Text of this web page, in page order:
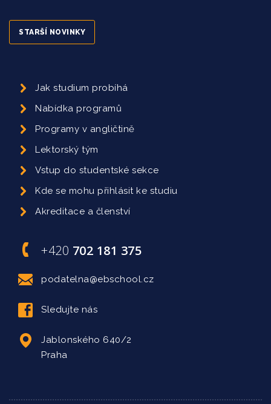
STARŠÍ NOVINKY
Jak studium probíhá
Nabídka programů
Programy v angličtině
Lektorský tým
Vstup do studentské sekce
Kde se mohu přihlásit ke studiu
Akreditace a členství
+420 702 181 375
podatelna@ebschool.cz
Sledujte nás
Jablonského 640/2
Praha